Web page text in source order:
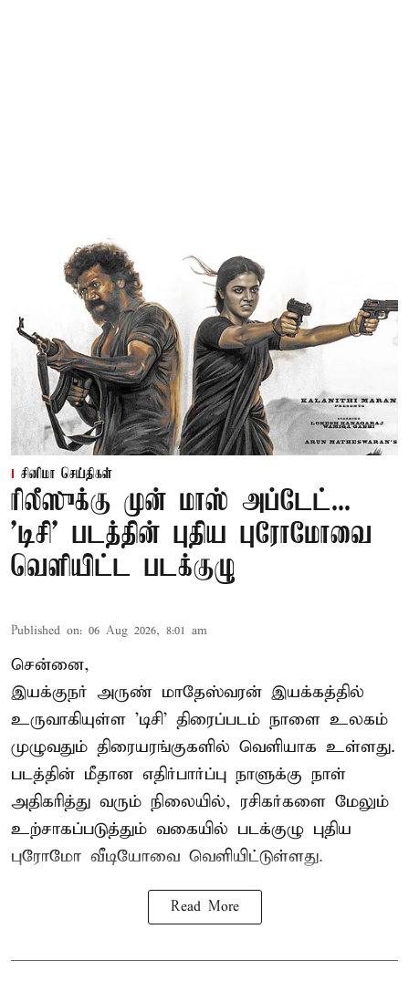
சினிமா செய்திகள்
ரிலீஸுக்கு முன் மாஸ் அப்டேட்...
'டிசி' படத்தின் புதிய புரோமோவை
வெளியிட்ட படக்குழு
Published on: 06 Aug 2026, 8:01 am
சென்னை,
இயக்குநர் அருண் மாதேஸ்வரன் இயக்கத்தில்
உருவாகியுள்ள 'டிசி' திரைப்படம் நாளை உலகம்
முழுவதும் திரையரங்குகளில் வெளியாக உள்ளது.
படத்தின் மீதான எதிர்பார்ப்பு நாளுக்கு நாள்
அதிகரித்து வரும் நிலையில், ரசிகர்களை மேலும்
உற்சாகப்படுத்தும் வகையில் படக்குழு புதிய
புரோமோ வீடியோவை வெளியிட்டுள்ளது.
Read More